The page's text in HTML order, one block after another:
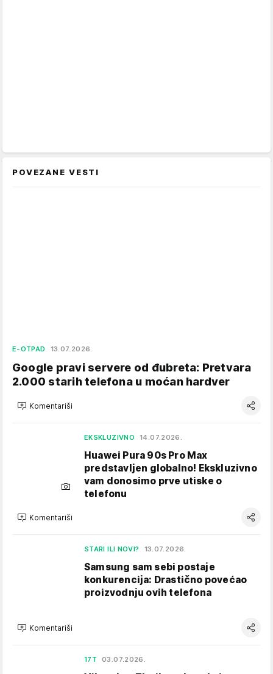
POVEZANE VESTI
E-OTPAD 13.07.2026.
Google pravi servere od đubreta: Pretvara
2.000 starih telefona u moćan hardver
Komentariši
EKSKLUZIVNO 14.07.2026.
Huawei Pura 90s Pro Max
predstavljen globalno! Ekskluzivno
vam donosimo prve utiske o
telefonu
Komentariši
STARI ILI NOVI? 13.07.2026.
Samsung sam sebi postaje
konkurencija: Drastično povećao
proizvodnju ovih telefona
Komentariši
17T 03.07.2026.